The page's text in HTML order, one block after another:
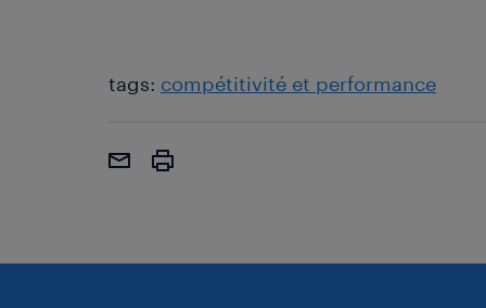
tags: compétitivité et performance